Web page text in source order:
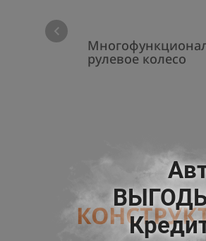
рулевое колесо